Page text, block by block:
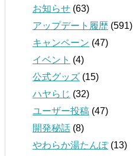
お知らせ (63)
アップデート履歴 (591)
キャンペーン (47)
イベント (4)
公式グッズ (15)
ハヤらじ (32)
ユーザー投稿 (47)
開発秘話 (8)
やわらか湯たんぽ(13)